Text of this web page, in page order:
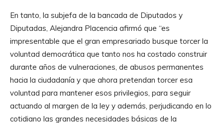
u
d
i
o
En tanto, la subjefa de la bancada de Diputados y
Diputadas, Alejandra Placencia afirmó que “es
impresentable que el gran empresariado busque torcer la
voluntad democrática que tanto nos ha costado construir
durante años de vulneraciones, de abusos permanentes
hacia la ciudadanía y que ahora pretendan torcer esa
voluntad para mantener esos privilegios, para seguir
actuando al margen de la ley y además, perjudicando en lo
cotidiano las grandes necesidades básicas de la